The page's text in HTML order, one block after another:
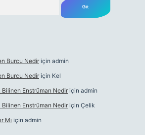
Burcu Nedir için admin
Burcu Nedir için Kel
Bilinen Enstrüman Nedir için admin
Bilinen Enstrüman Nedir için Çelik
Mı için admin